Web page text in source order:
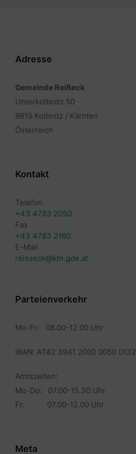
Adresse
Gemeinde Reißeck
Unterkolbnitz 50
9815 Kolbnitz / Kärnten
Österreich
Kontakt
Telefon
+43 4783 2050
Fax
+43 4783 2160
E-Mail
reisseck@ktn.gde.at
Parteienverkehr
Mo-Fr: 08.00-12.00 Uhr
IBAN: AT42 3941 2000 0050 0132
Amtszeiten:
Mo-Do: 07.00-15.30 Uhr
Fr: 07.00-12.00 Uhr
Meta